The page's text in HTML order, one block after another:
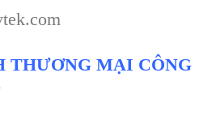
THƯƠNG MẠI CÔNG